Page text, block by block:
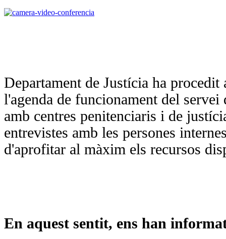
Departament de Justícia ha
l'agenda de funcionament del servei
amb centres penitenciaris i de
entrevistes amb les persones
d'aprofitar al màxim els recursos
En aquest sentit, ens han